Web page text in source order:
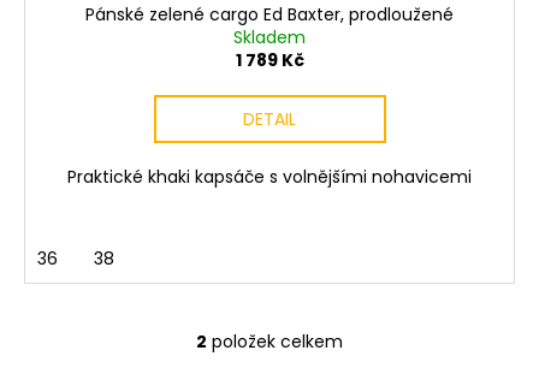
Pánské zelené cargo Ed Baxter, prodloužené
Skladem
1 789 Kč
DETAIL
Praktické khaki kapsáče s volnějšími nohavicemi
36 38
O
2 položek celkem